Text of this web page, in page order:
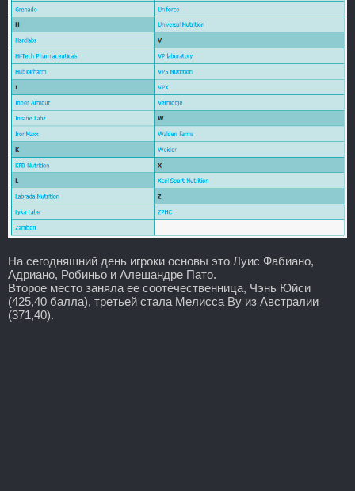
На сегодняшний день игроки основы это Луис Фабиано,
Адриано, Робиньо и Алешандре Пато.
Второе место заняла ее соотечественница, Чэнь Юйси
(425,40 балла), третьей стала Мелисса Ву из Австралии
(371,40).